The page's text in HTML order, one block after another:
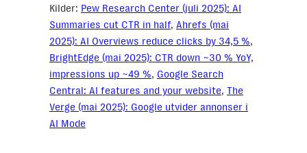
Kilder: Pew Research Center (juli 2025): AI
Summaries cut CTR in half, Ahrefs (mai
2025): AI Overviews reduce clicks by 34,5 %,
BrightEdge (mai 2025): CTR down ~30 % YoY,
impressions up ~49 %, Google Search
Central: AI features and your website, The
Verge (mai 2025): Google utvider annonser i
AI Mode